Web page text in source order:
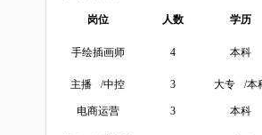
岗位 人数 学历
手绘插画师 4 本科
主播 /中控 3 大专 /本
电商运营 3 本科